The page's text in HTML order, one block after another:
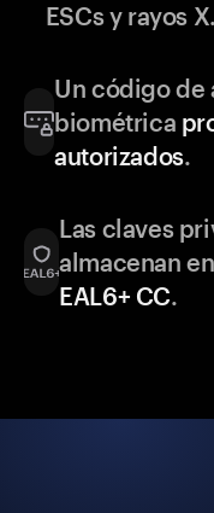
ESCs y rayos X.
Un código de
biométrica
autorizados.
Las claves
almacenan
EAL6+ CC.